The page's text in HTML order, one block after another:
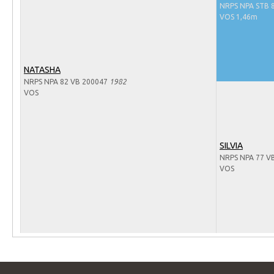
Zoek een NRPS paard
NATASHA
NRPS NPA 82 VB 200047 1982
VOS
NRPS NPA STB
VOS 1,46m
SILVIA
NRPS NPA 77
VOS